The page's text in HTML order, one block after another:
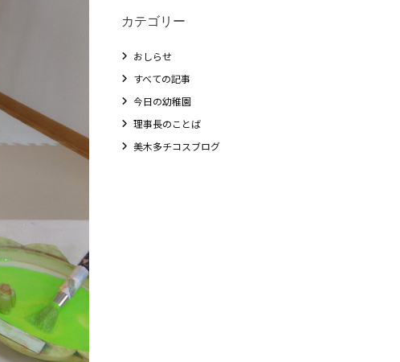
カテゴリー
おしらせ
すべての記事
今日の幼稚園
理事長のことば
美木多チコスブログ
教職員募集
未就園児クラス
0歳親子登園［マカロンクラス ]
1歳・2歳親子登園［マリポサクラス ]
2歳児ひとり登園［ゆず組 ]